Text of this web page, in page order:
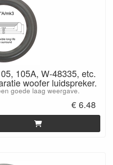
105A, W-48335, etc.
woofer luidspreker.
goede laag weergave.
€ 6.48